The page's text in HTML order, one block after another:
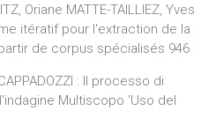
Oriane MATTE-TAILLIEZ, Yves
itératif pour l'extraction de la
de corpus spécialisés 946
: Il processo di
Multiscopo 'Uso del